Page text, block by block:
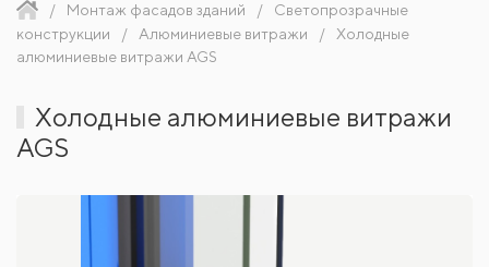
Монтаж фасадов зданий
Светопрозрачные
конструкции
Алюминиевые витражи
Холодные
алюминиевые витражи AGS
Холодные алюминиевые витражи
AGS